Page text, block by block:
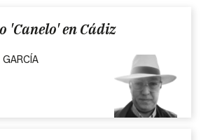
'Canelo' en Cádiz